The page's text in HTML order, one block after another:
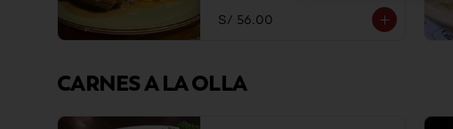
S/ 56.00
CARNES A LA OLLA